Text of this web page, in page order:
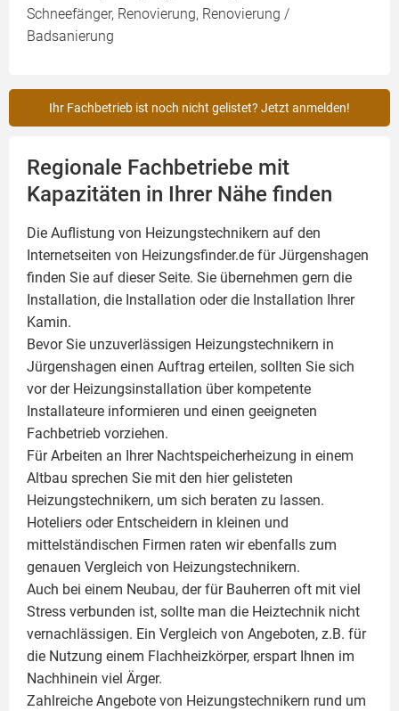
Schneefänger, Renovierung, Renovierung /
Badsanierung
Ihr Fachbetrieb ist noch nicht gelistet? Jetzt anmelden!
Regionale Fachbetriebe mit
Kapazitäten in Ihrer Nähe finden
Die Auflistung von Heizungstechnikern auf den
Internetseiten von Heizungsfinder.de für Jürgenshagen
finden Sie auf dieser Seite. Sie übernehmen gern die
Installation, die Installation oder die Installation Ihrer
Kamin.
Bevor Sie unzuverlässigen Heizungstechnikern in
Jürgenshagen einen Auftrag erteilen, sollten Sie sich
vor der Heizungsinstallation über kompetente
Installateure informieren und einen geeigneten
Fachbetrieb vorziehen.
Für Arbeiten an Ihrer Nachtspeicherheizung in einem
Altbau sprechen Sie mit den hier gelisteten
Heizungstechnikern, um sich beraten zu lassen.
Hoteliers oder Entscheidern in kleinen und
mittelständischen Firmen raten wir ebenfalls zum
genauen Vergleich von Heizungstechnikern.
Auch bei einem Neubau, der für Bauherren oft mit viel
Stress verbunden ist, sollte man die Heiztechnik nicht
vernachlässigen. Ein Vergleich von Angeboten, z.B. für
die Nutzung einem Flachheizkörper, erspart Ihnen im
Nachhinein viel Ärger.
Zahlreiche Angebote von Heizungstechnikern rund um